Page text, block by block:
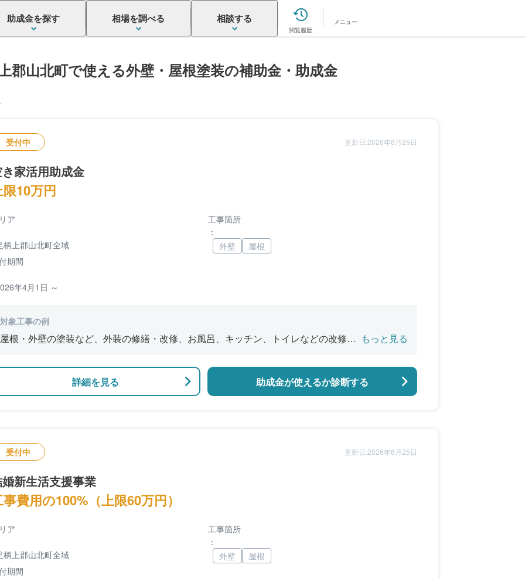
助成金を探す 相場を調べる 相談する
閲覧履歴
メニュー
郡山北町で使える外壁・屋根塗装の補助金・助成金
受付中 更新日:2026年6月25日
家活用助成金
10万円
ア
柄上郡山北町全域
期間
年4月1日 ～
工事箇所
：
外壁
屋根
対象工事の例
屋根・外壁の塗装など、外装の修繕・改修、お風呂、キッチン、トイレなどの改修、 もっと見る
詳細を見る 助成金が使えるか診断する
受付中 更新日:2026年6月25日
新生活支援事業
費用の100%（上限60万円）
ア
柄上郡山北町全域
期間
工事箇所
：
外壁
屋根